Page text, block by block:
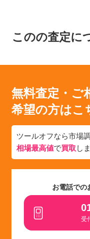
このの査定に
無料査定・ご
希望の方はこ
ツールオフなら市場
相場最高値で買取 し
お電話での
受